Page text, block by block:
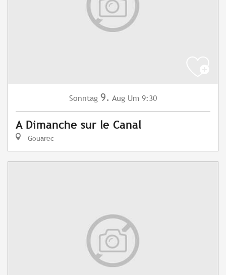
Sonntag 9. Aug Um 9:30
A Dimanche sur le Canal
Gouarec